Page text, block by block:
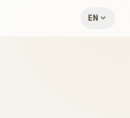
EN expand_more